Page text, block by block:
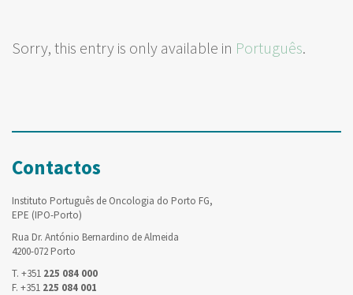
Sorry, this entry is only available in Português.
Contactos
Instituto Português de Oncologia do Porto FG,
EPE (IPO-Porto)
Rua Dr. António Bernardino de Almeida
4200-072 Porto
T. +351 225 084 000
F. +351 225 084 001